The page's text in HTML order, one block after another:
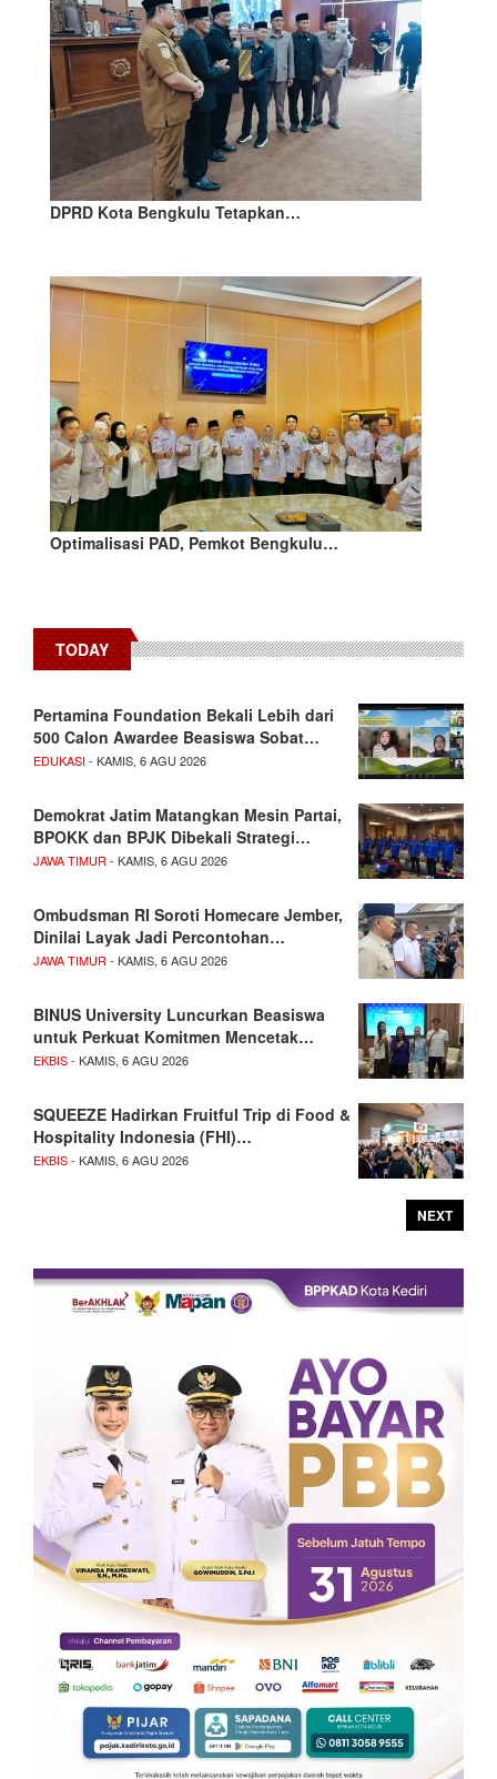
DPRD Kota Bengkulu Tetapkan…
Optimalisasi PAD, Pemkot Bengkulu…
TODAY
Pertamina Foundation Bekali Lebih dari
500 Calon Awardee Beasiswa Sobat…
EDUKASI- KAMIS, 6 AGU 2026
Demokrat Jatim Matangkan Mesin Partai,
BPOKK dan BPJK Dibekali Strategi…
JAWA TIMUR- KAMIS, 6 AGU 2026
Ombudsman RI Soroti Homecare Jember,
Dinilai Layak Jadi Percontohan…
JAWA TIMUR- KAMIS, 6 AGU 2026
BINUS University Luncurkan Beasiswa
untuk Perkuat Komitmen Mencetak…
EKBIS- KAMIS, 6 AGU 2026
SQUEEZE Hadirkan Fruitful Trip di Food &
Hospitality Indonesia (FHI)…
EKBIS- KAMIS, 6 AGU 2026
NEXT